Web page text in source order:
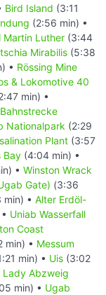
Bird Island (3:11
(2:56 min) •
Martin Luther (3:44
Mirabilis (5:38
• Rössing Mine
& Lokomotive 40
min) •
Nationalpark (2:29
Plant (3:57
Bay (4:04 min) •
• Winston Wrack
Gate) (3:36
min) • Alter Erdöl-
Uniab Wasserfall
Coast
min) • Messum
min) • Uis (3:02
Lady Abzweig
min) • Ugab